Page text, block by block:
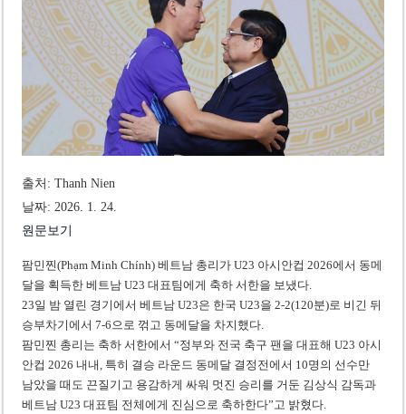
미 국방부, 육군 참모총장 임명 난항
조세심판원, 배우 유연석 30억 세금 불복 청구 기각
베트남 축구, 아세안컵 2026 캄보디아전 대승 예고
출처: Thanh Nien
날짜: 2026. 1. 24.
원문보기
팜민찐(Phạm Minh Chính) 베트남 총리가 U23 아시안컵 2026에서 동메
달을 획득한 베트남 U23 대표팀에게 축하 서한을 보냈다.
23일 밤 열린 경기에서 베트남 U23은 한국 U23을 2-2(120분)로 비긴 뒤
승부차기에서 7-6으로 꺾고 동메달을 차지했다.
팜민찐 총리는 축하 서한에서 “정부와 전국 축구 팬을 대표해 U23 아시
안컵 2026 내내, 특히 결승 라운드 동메달 결정전에서 10명의 선수만
남았을 때도 끈질기고 용감하게 싸워 멋진 승리를 거둔 김상식 감독과
베트남 U23 대표팀 전체에게 진심으로 축하한다”고 밝혔다.